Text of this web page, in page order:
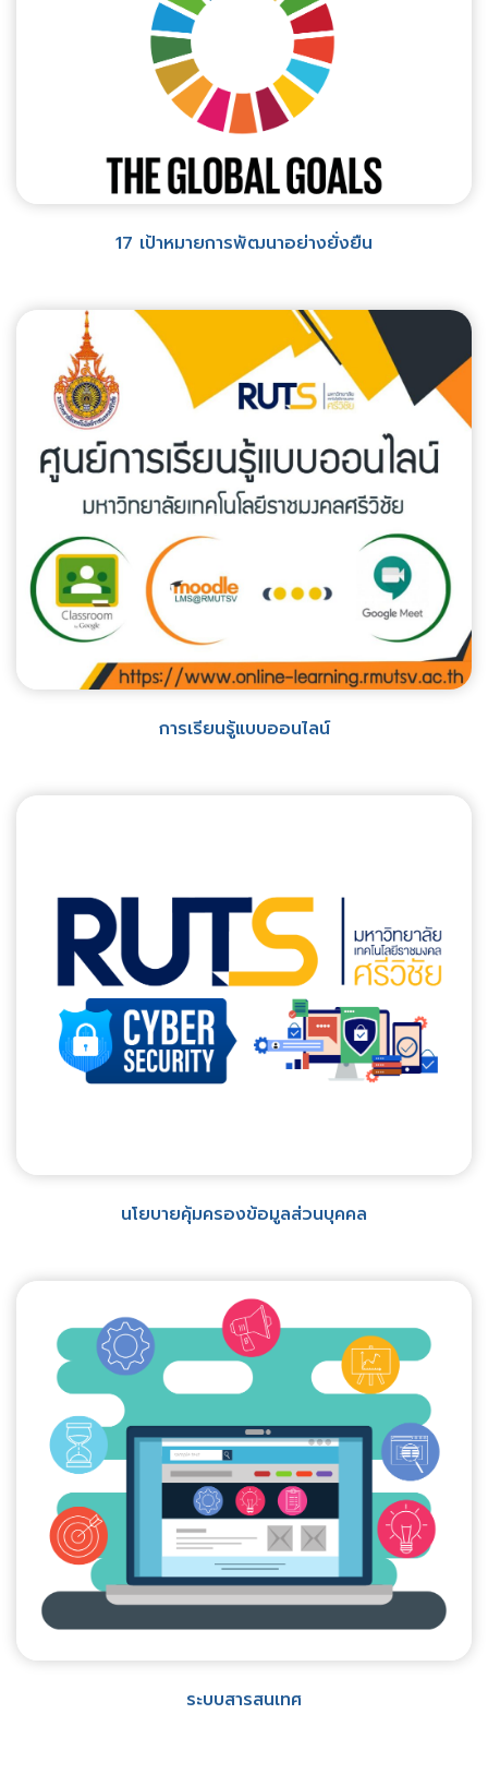
17 เป้าหมายการพัฒนาอย่างยั่งยืน
การเรียนรู้แบบออนไลน์
นโยบายคุ้มครองข้อมูลส่วนบุคคล
ระบบสารสนเทศ